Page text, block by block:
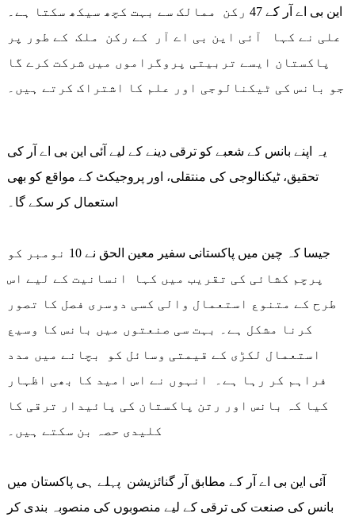
این بی اے آر کے 47 رکن ممالک سے بہت کچھ سیکھ سکتا ہے۔
علی نے کہا آئی این بی اے آر کے رکن ملک کے طور پر
پاکستان ایسے تربیتی پروگراموں میں شرکت کرے گا
جو بانس کی ٹیکنالوجی اور علم کا اشتراک کرتے ہیں۔
یہ اپنے بانس کے شعبے کو ترقی دینے کے لیے آئی این بی اے آر کی
تحقیق، ٹیکنالوجی کی منتقلی، اور پروجیکٹ کے مواقع کو بھی
استعمال کر سکے گا۔
جیسا کہ چین میں پاکستانی سفیر معین الحق نے 10 نومبر کو
پرچم کشائی کی تقریب میں کہا انسانیت کے لیے اس
طرح کے متنوع استعمال والی کسی دوسری فصل کا تصور
کرنا مشکل ہے۔ بہت سی صنعتوں میں بانس کا وسیع
استعمال لکڑی کے قیمتی وسائل کو بچانے میں مدد
فراہم کر رہا ہے۔ انہوں نے اس امید کا بھی اظہار
کیا کہ بانس اور رتن پاکستان کی پائیدار ترقی کا
کلیدی حصہ بن سکتے ہیں۔
آئی این بی اے آر کے مطابق آر گنائزیشن پہلے ہی پاکستان میں
بانس کی صنعت کی ترقی کے لیے منصوبوں کی منصوبہ بندی کر